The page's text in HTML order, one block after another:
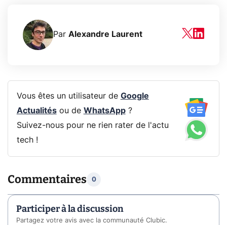
Par Alexandre Laurent
Vous êtes un utilisateur de Google
Actualitésou de WhatsApp?
Suivez-nous pour ne rien rater de l'actu
tech !
Commentaires 0
Participer à la discussion
Partagez votre avis avec la communauté Clubic.